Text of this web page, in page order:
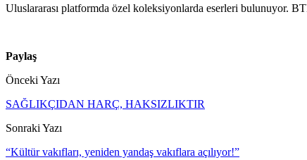
Uluslararası platformda özel koleksiyonlarda eserleri bulunuyor.
Paylaş
Önceki Yazı
SAĞLIKÇIDAN HARÇ, HAKSIZLIKTIR
Sonraki Yazı
“Kültür vakıfları, yeniden yandaş vakıflara açılıyor!”